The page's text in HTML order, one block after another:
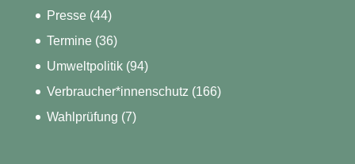
Presse(44)
Termine(36)
Umweltpolitik(94)
Verbraucher*innenschutz (166)
Wahlprüfung (7)